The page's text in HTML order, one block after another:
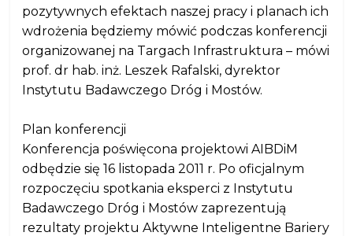
pozytywnych efektach naszej pracy i planach ich
wdrożenia będziemy mówić podczas konferencji
organizowanej na Targach Infrastruktura – mówi
prof. dr hab. inż. Leszek Rafalski, dyrektor
Instytutu Badawczego Dróg i Mostów.
Plan konferencji
Konferencja poświęcona projektowi AIBDiM
odbędzie się 16 listopada 2011 r. Po oficjalnym
rozpoczęciu spotkania eksperci z Instytutu
Badawczego Dróg i Mostów zaprezentują
rezultaty projektu Aktywne Inteligentne Bariery